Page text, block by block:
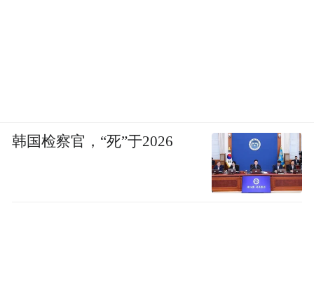
韩国检察官，“死”于2026